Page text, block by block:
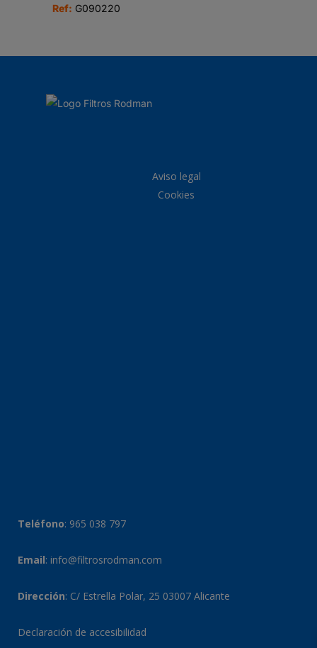
Ref: G090220
Aviso legal
Cookies
Teléfono: 965 038 797
Email: info@filtrosrodman.com
Dirección: C/ Estrella Polar, 25 03007 Alicante
Declaración de accesibilidad